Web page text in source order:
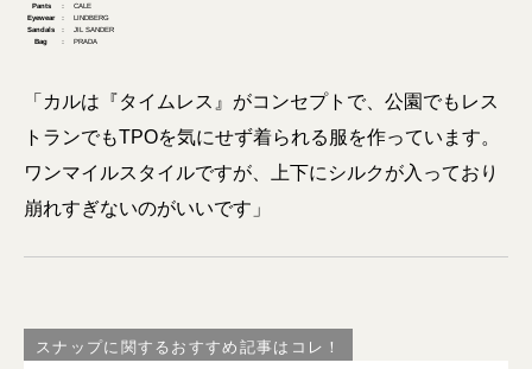
Pants
： CALE
Eyewear
： LINDBERG
Sandals
： JIL SANDER
Bag
： PRADA
「カルは『タイムレス』がコンセプトで、公園でもレス
トランでもTPOを気にせず着られる服を作っています。
ワンマイルスタイルですが、上下にシルクが入っており
崩れすぎないのがいいです」
スナップに関するおすすめ記事はコレ！